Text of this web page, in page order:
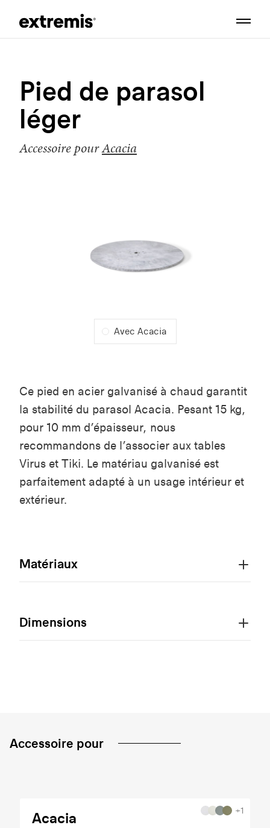
Pied de parasol
léger
Accessoire pourAcacia
Avec Acacia
Ce pied en acier galvanisé à chaud garantit
la stabilité du parasol Acacia. Pesant 15 kg,
pour 10 mm d’épaisseur, nous
recommandons de l’associer aux tables
Virus et Tiki. Le matériau galvanisé est
parfaitement adapté à un usage intérieur et
extérieur.
Matériaux
Dimensions
Accessoire pour
+1
Acacia